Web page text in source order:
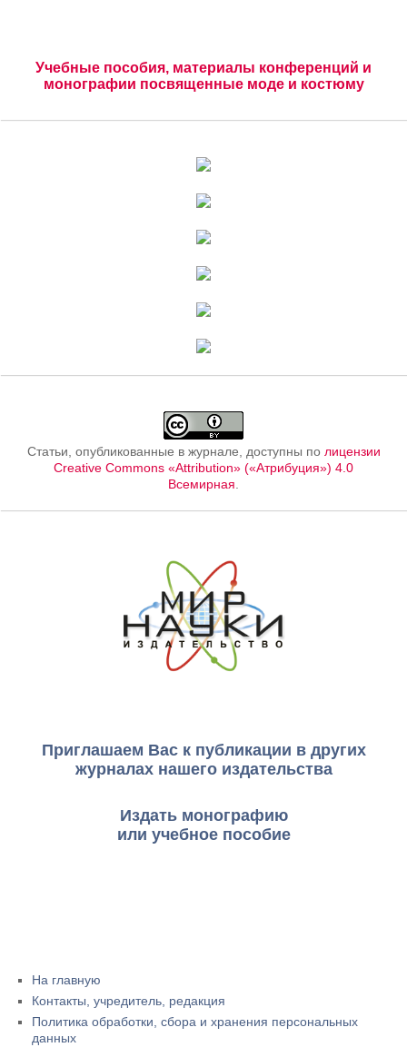
Учебные пособия, материалы конференций и
монографии посвященные моде и костюму
Статьи, опубликованные в журнале, доступны по лицензии
Creative Commons «Attribution» («Атрибуция») 4.0
Всемирная
Приглашаем Вас к публикации в других
журналах нашего издательства
Издать монографию
или учебное пособие
На главную
Контакты, учредитель, редакция
Политика обработки, сбора и хранения персональных
данных